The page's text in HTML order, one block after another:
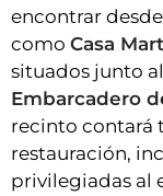
encontrar
como Casa
situados junto
Embarcadero
recinto contará
restauración,
privilegiadas al